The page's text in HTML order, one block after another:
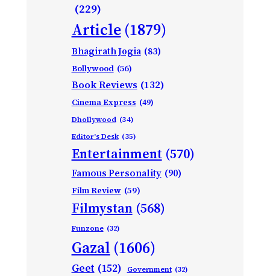
(229)
Article (1879)
Bhagirath Jogia (83)
Bollywood (56)
Book Reviews (132)
Cinema Express (49)
Dhollywood (34)
Editor's Desk (35)
Entertainment (570)
Famous Personality (90)
Film Review (59)
Filmystan (568)
Funzone (32)
Gazal (1606)
Geet (152) Government (32)